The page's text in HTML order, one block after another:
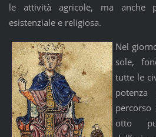
le attività agricole, ma anche
esistenziale e religiosa.
Nel
sole,
tutte le
percorso
otto